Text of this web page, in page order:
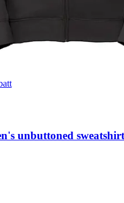
unbuttoned sweatshirt